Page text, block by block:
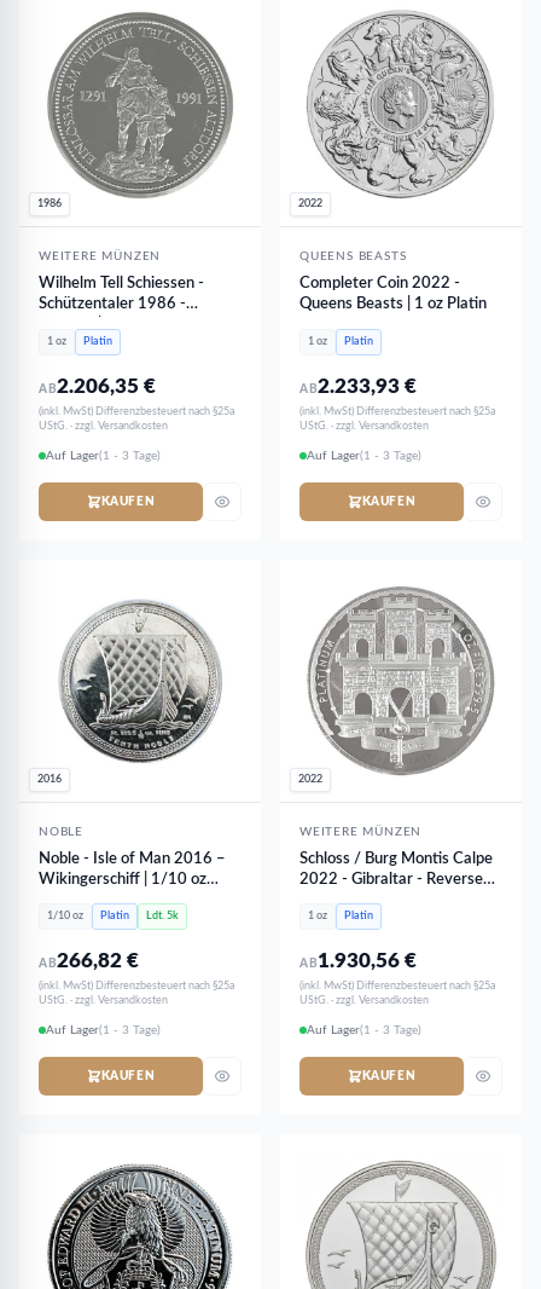
1986
WEITERE MÜNZEN
Wilhelm Tell Schiessen -
Schützentaler 1986 -
1 oz Platin
AB2.206,35€
(inkl. MwSt) Differenzbesteuert nach §25a
UStG. · zzgl. Versandkosten
Auf Lager(1 - 3 Tage)
KAUFEN
2022
QUEENS BEASTS
Completer Coin 2022 -
Queens Beasts | 1 oz Platin
1 oz Platin
AB2.233,93€
(inkl. MwSt) Differenzbesteuert nach §25a
UStG. · zzgl. Versandkosten
Auf Lager(1 - 3 Tage)
KAUFEN
2016
NOBLE
Noble - Isle of Man 2016 –
Wikingerschiff | 1/10 oz
1/10 oz Platin Ldt. 5k
AB266,82€
(inkl. MwSt) Differenzbesteuert nach §25a
UStG. · zzgl. Versandkosten
Auf Lager(1 - 3 Tage)
KAUFEN
2022
WEITERE MÜNZEN
Schloss / Burg Montis Calpe
2022 - Gibraltar - Reverse
1 oz Platin
AB 1.930,56€
(inkl. MwSt) Differenzbesteuert nach §25a
UStG. · zzgl. Versandkosten
Auf Lager(1 - 3 Tage)
KAUFEN